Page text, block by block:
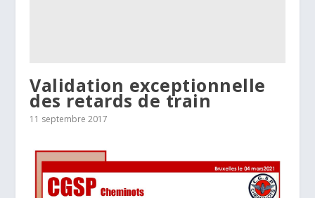
Validation exceptionnelle
des retards de train
11 septembre 2017